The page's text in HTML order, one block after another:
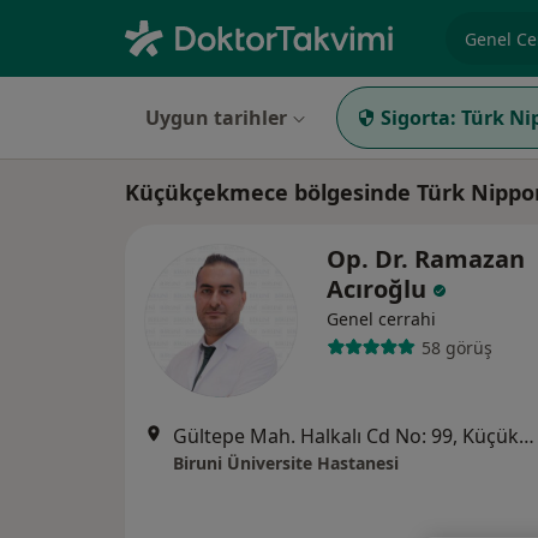
Uygun tarihler Sigorta: Türk
Küçükçekmece bölgesinde Türk
Op. Dr. Ramazan
Acıroğlu
Genel cerrahi
58 görüş
Gültepe Mah. Halkalı Cd No: 99, Küçükçekmece
Biruni Üniversite Hastanesi